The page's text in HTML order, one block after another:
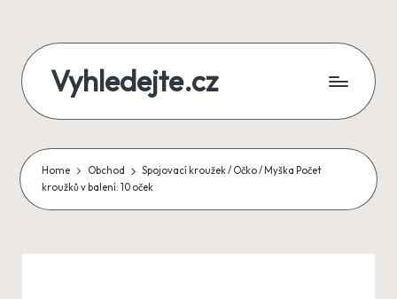
content
Vyhledejte.cz
zájezdy,
recenze,
produkty
půjčky
Home Obchod
Spojovací kroužek / Očko / Myška Počet
kroužků v balení: 10 oček